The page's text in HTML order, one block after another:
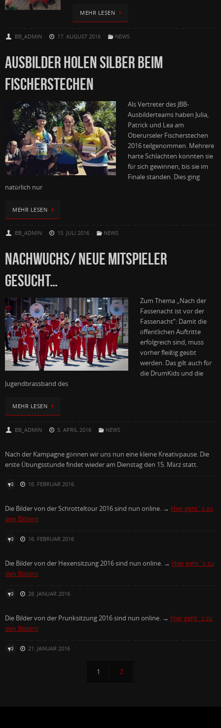
MEHR LESEN
BB_ADMIN 17. AUGUST 2016 NEWS
AUSBILDER HOLEN SILBER BEIM
FISCHERSTECHEN
Als Vertreter des JBB-
Ausbilderteams haben Julia,
Patrick und Lea am
Oberurseler Fischerstechen
2016 teilgenommen. Mehrere
harte Schlachten konnten sie
für sich gewinnen, bis sie im
Finale standen. Dies ging
natürlich nur
MEHR LESEN
BB_ADMIN 15. JULI 2016 NEWS
NACHWUCHS/ NEUE MITSPIELER
GESUCHT…
Zum Thema „Nach der
Fassenacht ist vor der
Fassenacht“: Damit die
öffentlichen Auftritte
erfolgreich sind, muss
vorher fleißig geübt
werden. Das gilt auch für
die DrumKids und die
Jugendbrassband des
MEHR LESEN
BB_ADMIN 5. APRIL 2016 NEWS
Nach der Kampagne gönnen wir uns nun eine kleine Kreativpause. Die
erste Übungsstunde findet wieder am Dienstag den 15. März statt.
16. FEBRUAR 2016
Die Bilder von der Schrotteltour 2016 sind nun online. → Hier geht´s zu
den Bildern
16. FEBRUAR 2016
Die Bilder von der Hexensitzung 2016 sind nun online. → Hier geht´s zu
den Bildern
28. JANUAR 2016
Die Bilder von der Prunksitzung 2016 sind nun online. → Hier geht´s zu
den Bildern
21. JANUAR 2016
1 2